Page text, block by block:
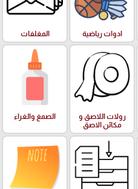
ادوات رياضية المغلفات
رولات اللاصق و
مكائن الاصق
الصمغ والغراء